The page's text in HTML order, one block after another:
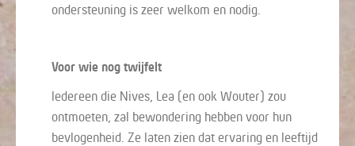
ondersteuning is zeer welkom en nodig.
Voor wie nog twijfelt
Iedereen die Nives, Lea (en ook Wouter) zou
ontmoeten, zal bewondering hebben voor hun
bevlogenheid. Ze laten zien dat ervaring en leeftijd